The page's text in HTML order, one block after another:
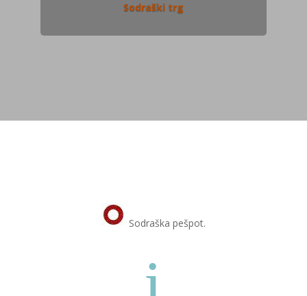
Sodraški trg
Sodraška pešpot.